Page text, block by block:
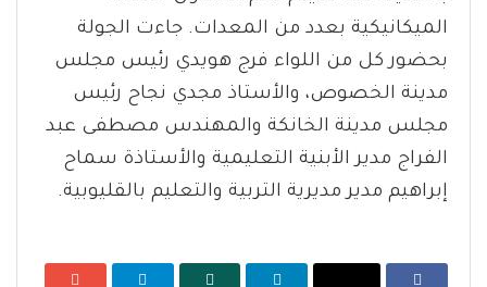
الميكانيكية بعدد من المعدات. جاءت الجولة
بحضور كل من اللواء فرج هويدي رئيس مجلس
مدينة الخصوص، والأستاذ مجدي نجاح رئيس
مجلس مدينة الخانكة والمهندس مصطفى عبد
الفراج مدير الأبنية التعليمية والأستاذة سماح
إبراهيم مدير مديرية التربية والتعليم بالقليوبية.